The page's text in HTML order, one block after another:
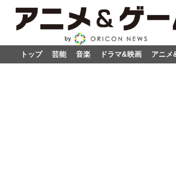
トップ 芸能 音楽 ドラマ&映画 アニメ